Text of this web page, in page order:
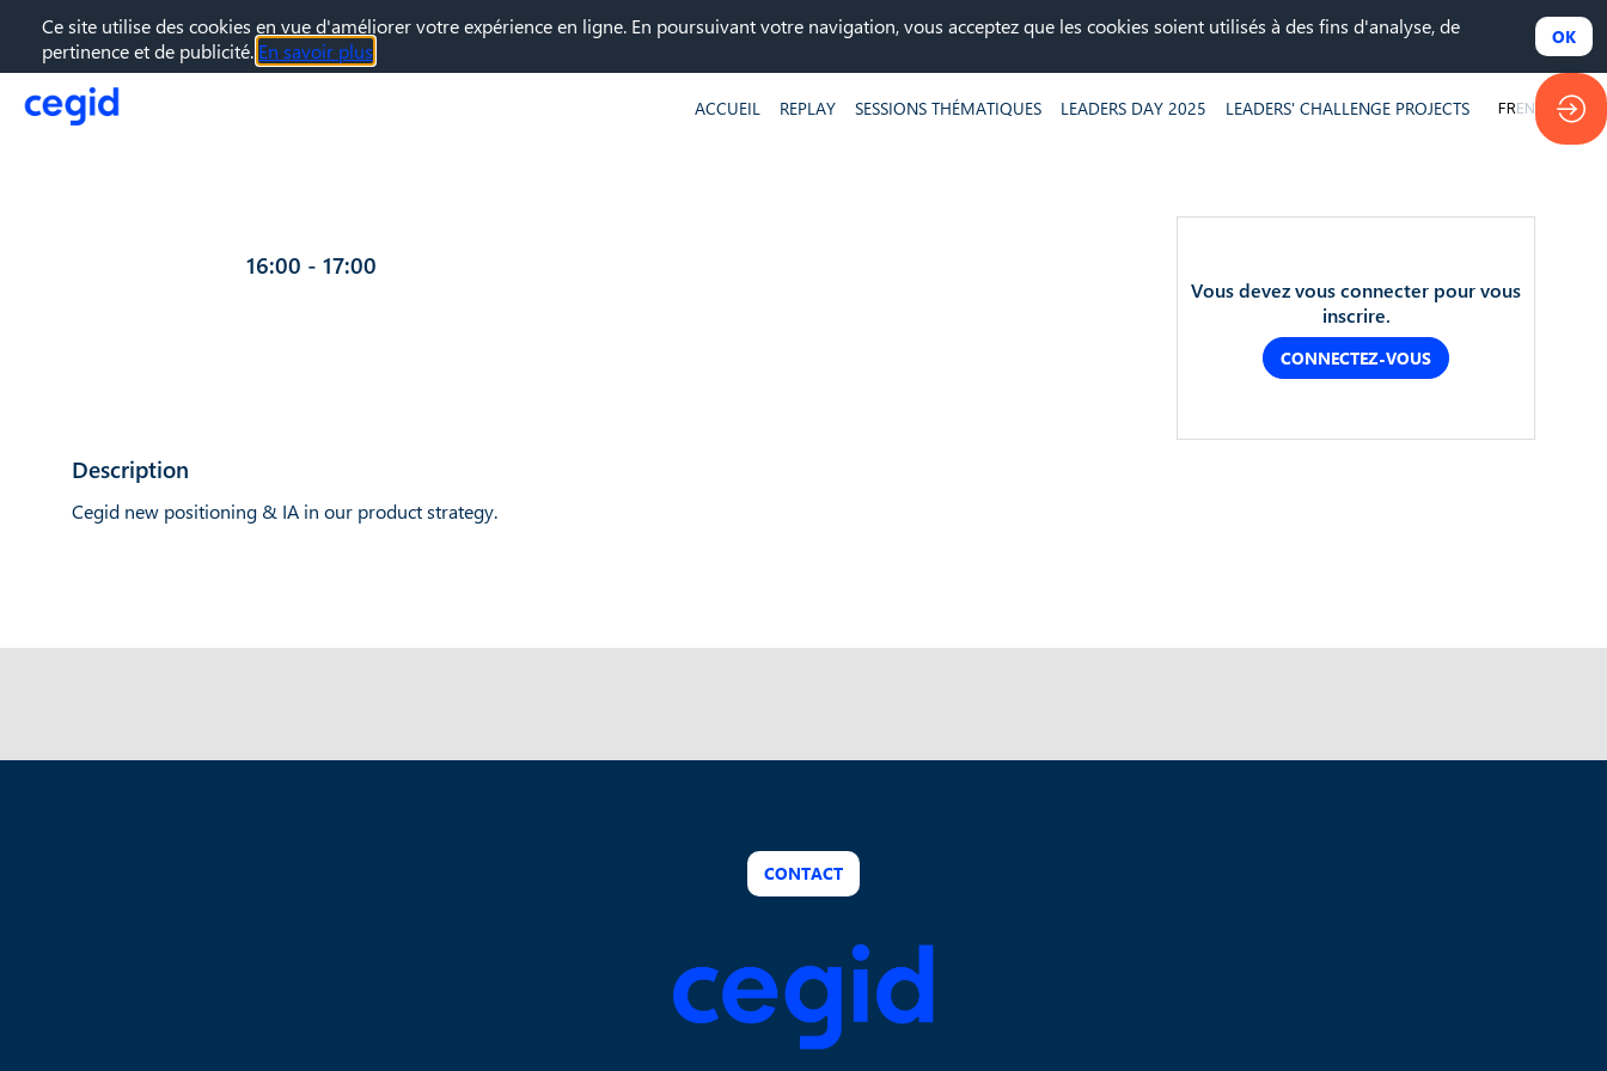
ACCUEIL REPLAY SESSIONS THÉMATIQUES LEADERS DAY 2025 LEADERS' CHALLENGE PROJECTS FREN
Vous devez vous connecter pour vous
inscrire.
CONNECTEZ-VOUS
16:00 - 17:00
Description
Cegid new positioning & IA in our product strategy.
CONTACT
Ce site utilise des cookies en vue d'améliorer votre expérience en ligne. En poursuivant votre navigation, vous acceptez que les cookies soient utilisés à des fins d'analyse, de
pertinence et de publicité. En savoir plus
OK